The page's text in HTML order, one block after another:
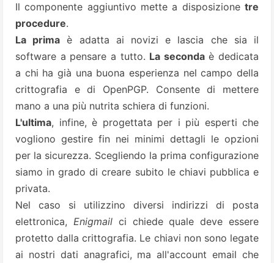
Il componente aggiuntivo mette a disposizione tre
procedure.
La prima è adatta ai novizi e lascia che sia il
software a pensare a tutto. La secondaè dedicata
a chi ha già una buona esperienza nel campo della
crittografia e di OpenPGP. Consente di mettere
mano a una più nutrita schiera di funzioni.
L'ultima, infine, è progettata per i più esperti che
vogliono gestire fin nei minimi dettagli le opzioni
per la sicurezza. Scegliendo la prima configurazione
siamo in grado di creare subito le chiavi pubblica e
privata.
Nel caso si utilizzino diversi indirizzi di posta
elettronica, Enigmailci chiede quale deve essere
protetto dalla crittografia. Le chiavi non sono legate
ai nostri dati anagrafici, ma all'account email che